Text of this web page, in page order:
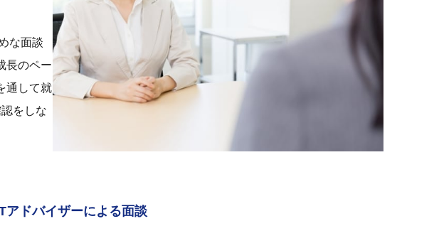
な面談
長のペー
通して就
をしな
アドバイザーによる面談